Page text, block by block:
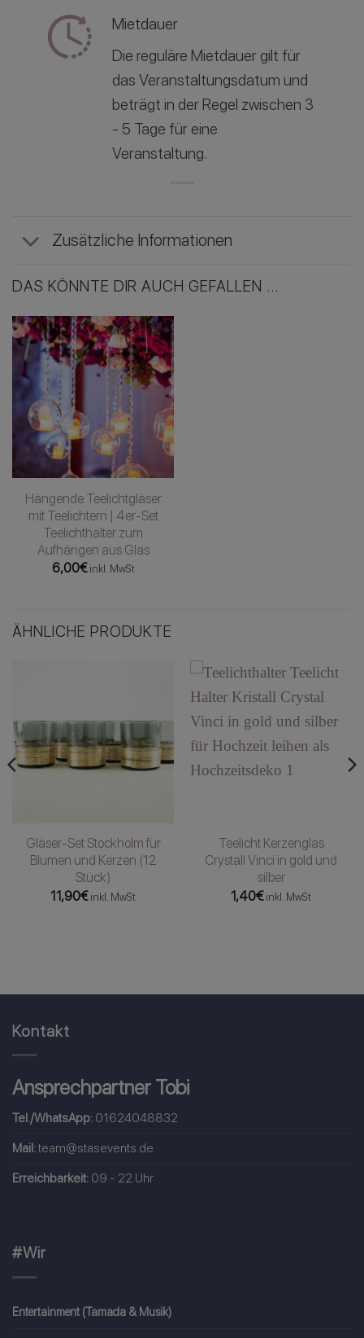
Mietdauer
Die reguläre Mietdauer gilt für
das Veranstaltungsdatum und
beträgt in der Regel zwischen 3
- 5 Tage für eine
Veranstaltung.
Zusätzliche Informationen
DAS KÖNNTE DIR AUCH GEFALLEN …
Hängende Teelichtgläser
mit Teelichtern | 4er-Set
Teelichthalter zum
Aufhängen aus Glas
6,00€ inkl. MwSt
ÄHNLICHE PRODUKTE
Gläser-Set Stockholm für
Blumen und Kerzen (12
Stück)
11,90€ inkl. MwSt
Teelicht Kerzenglas
Crystall Vinci in gold und
silber
1,40€ inkl. MwSt
Kontakt
Ansprechpartner Tobi
Tel./WhatsApp: 01624048832
Mail:team@stasevents.de
Erreichbarkeit: 09 - 22 Uhr
#Wir
Entertainment (Tamada & Musik)